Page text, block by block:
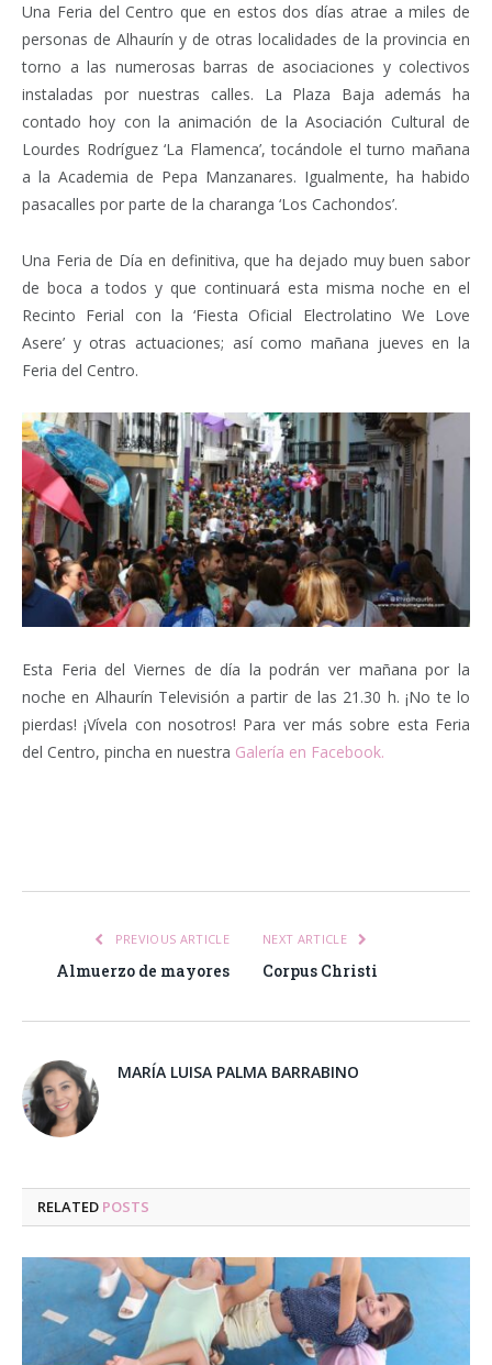
Una Feria del Centro que en estos dos días atrae a miles de
personas de Alhaurín y de otras localidades de la provincia en
torno a las numerosas barras de asociaciones y colectivos
instaladas por nuestras calles. La Plaza Baja además ha
contado hoy con la animación de la Asociación Cultural de
Lourdes Rodríguez ‘La Flamenca’, tocándole el turno mañana
a la Academia de Pepa Manzanares. Igualmente, ha habido
pasacalles por parte de la charanga ‘Los Cachondos’.
Una Feria de Día en definitiva, que ha dejado muy buen sabor
de boca a todos y que continuará esta misma noche en el
Recinto Ferial con la ‘Fiesta Oficial Electrolatino We Love
Asere’ y otras actuaciones; así como mañana jueves en la
Feria del Centro.
Esta Feria del Viernes de día la podrán ver mañana por la
noche en Alhaurín Televisión a partir de las 21.30 h. ¡No te lo
pierdas! ¡Vívela con nosotros! Para ver más sobre esta Feria
del Centro, pincha en nuestra Galería en Facebook.
PREVIOUS ARTICLE
Almuerzo de mayores
NEXT ARTICLE
Corpus Christi
MARÍA LUISA PALMA BARRABINO
RELATED POSTS